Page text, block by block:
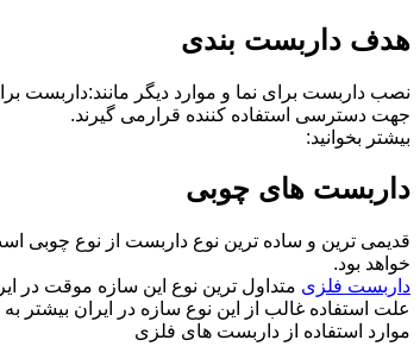
هدف داربست بندی
نصب داربست برای نما و موارد دیگر مانند:داربست
جهت دسترسی استفاده کننده قرارمی گیرند.
بیشتر بخوانید:
داربست های چوبی
قدیمی ترین و ساده ترین نوع داربست از نوع چوبی
خواهد بود.
داربست فلزی متداول ترین نوع این سازه موقت در
علت استفاده غالب از این نوع سازه در ایران بیشتر
موارد استفاده از داربست های فلزی